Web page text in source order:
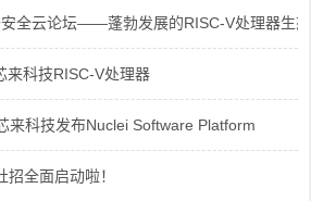
全云论坛——蓬勃发展的RISC-V处理器生态
来科技RISC-V处理器
来科技发布Nuclei Software Platform
全面启动啦！